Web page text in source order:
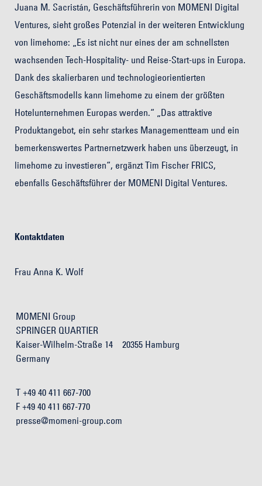
Juana M. Sacristán, Geschäftsführerin von MOMENI Digital
Ventures, sieht großes Potenzial in der weiteren Entwicklung
von limehome: „Es ist nicht nur eines der am schnellsten
wachsenden Tech-Hospitality- und Reise-Start-ups in Europa.
Dank des skalierbaren und technologieorientierten
Geschäftsmodells kann limehome zu einem der größten
Hotelunternehmen Europas werden.“ „Das attraktive
Produktangebot, ein sehr starkes Managementteam und ein
bemerkenswertes Partnernetzwerk haben uns überzeugt, in
limehome zu investieren“, ergänzt Tim Fischer FRICS,
ebenfalls Geschäftsführer der MOMENI Digital Ventures.
Kontaktdaten
Frau Anna K. Wolf
MOMENI Group
SPRINGER QUARTIER
Kaiser-Wilhelm-Straße 14 20355 Hamburg
Germany
T +49 40 411 667-700
F +49 40 411 667-770
presse@momeni-group.com